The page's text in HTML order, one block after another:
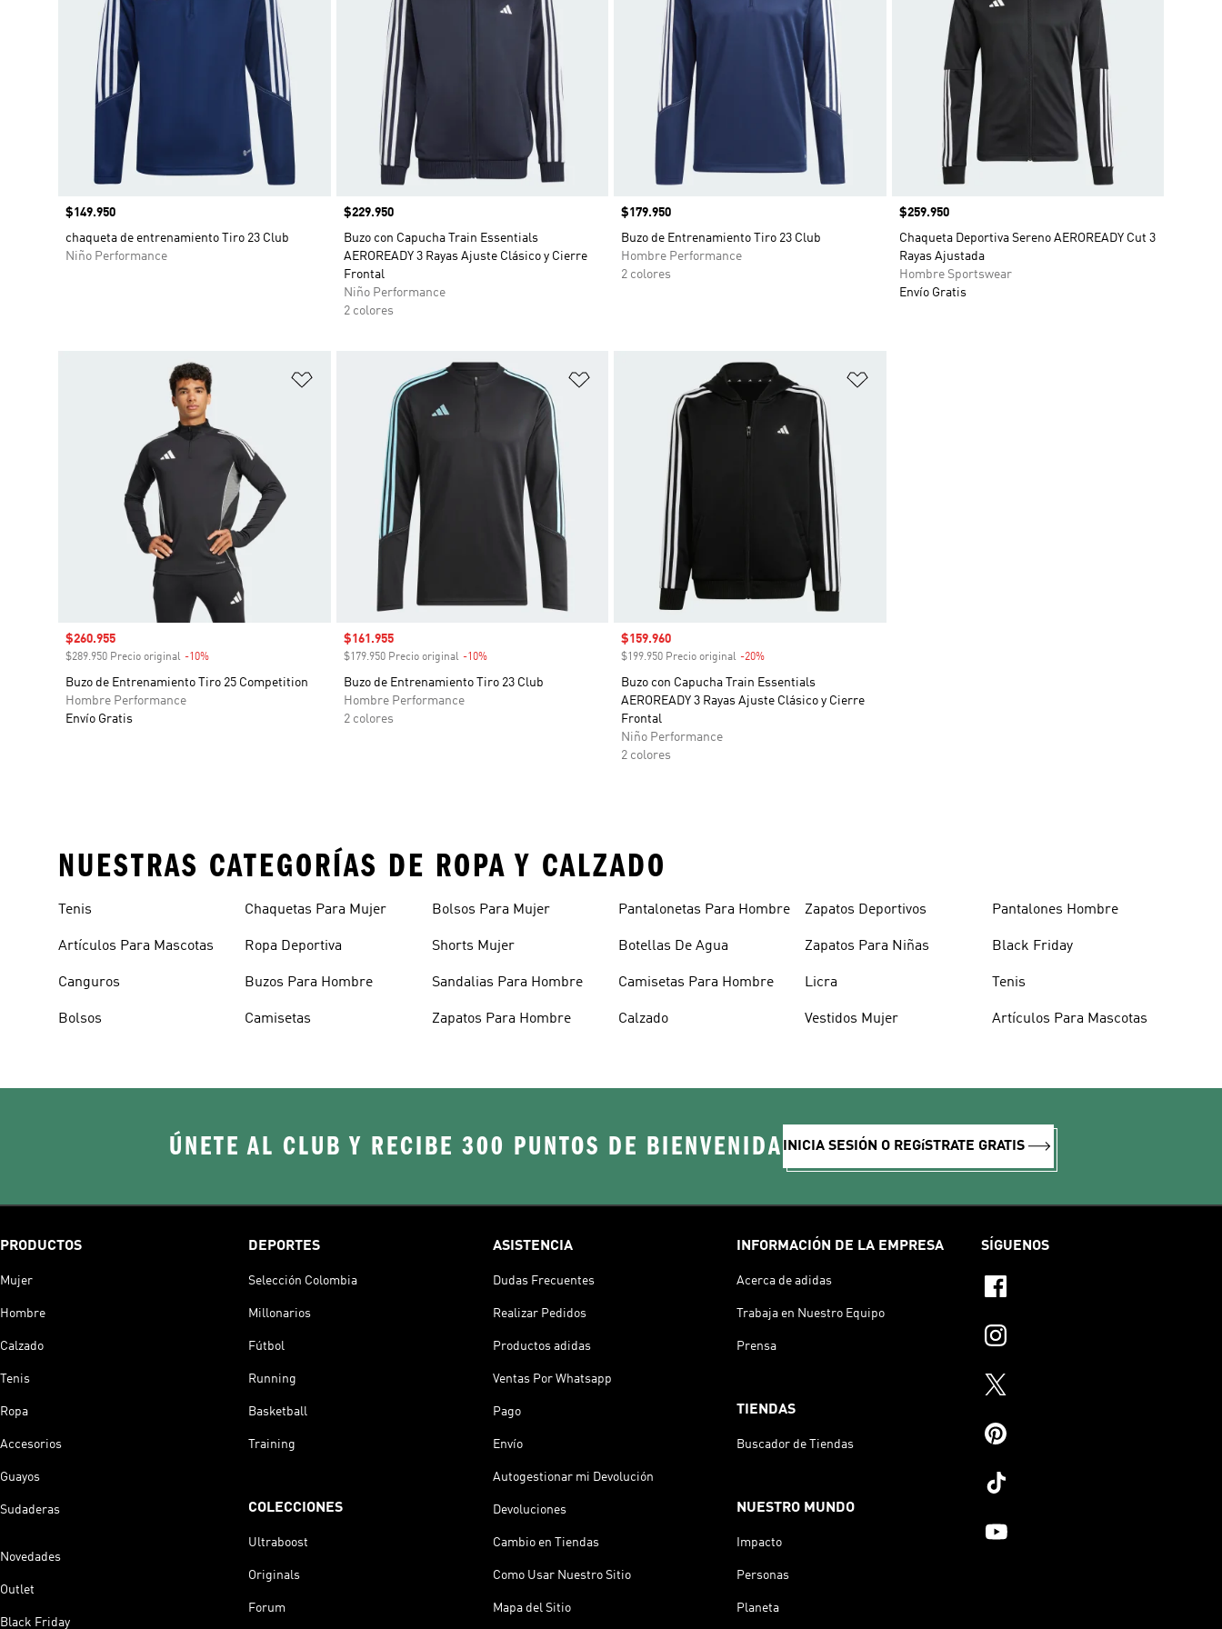
Precio
$149.950
chaqueta de entrenamiento Tiro 23 Club
Niño Performance
Precio
$229.950
Buzo con Capucha Train Essentials
AEROREADY 3 Rayas Ajuste Clásico y Cierre
Frontal
Niño Performance
2 colores
Precio
$179.950
Buzo de Entrenamiento Tiro 23 Club
Hombre Performance
2 colores
Precio
$259.950
Chaqueta Deportiva Sereno AEROREADY Cut 3
Rayas Ajustada
Hombre Sportswear
Envío Gratis
Añadir a la lista de deseos
Precio de venta
$260.955
$289.950 Precio original -10%
Buzo de Entrenamiento Tiro 25 Competition
Hombre Performance
Envío Gratis
Añadir a la lista de deseos
Precio de venta
$161.955
$179.950 Precio original -10%Descuento
Buzo de Entrenamiento Tiro 23 Club
Hombre Performance
2 colores
Precio de venta
$159.960
$199.950 Precio original -20%
Buzo con Capucha Train Essentials
AEROREADY 3 Rayas Ajuste Clásico y Cierre
Frontal
Niño Performance
2 colores
NUESTRAS CATEGORÍAS DE ROPA Y CALZADO
Tenis
Artículos Para Mascotas
Canguros
Bolsos
Chaquetas Para Mujer
Ropa Deportiva
Buzos Para Hombre
Camisetas
Bolsos Para Mujer
Shorts Mujer
Sandalias Para Hombre
Zapatos Para Hombre
Pantalonetas Para Hombre
Botellas De Agua
Camisetas Para Hombre
Calzado
Zapatos Deportivos
Zapatos Para Niñas
Licra
Vestidos Mujer
Pantalones Hombre
Black Friday
Tenis
Artículos Para Mascotas
ÚNETE AL CLUB Y RECIBE 300 PUNTOS DE BIENVENIDA INICIA SESIÓN O REGíSTRATE GRATIS
PRODUCTOS
Mujer
Hombre
Calzado
Tenis
Ropa
Accesorios
Guayos
Sudaderas
Novedades
Outlet
Black Friday
DEPORTES
Selección Colombia
Millonarios
Fútbol
Running
Basketball
Training
COLECCIONES
Ultraboost
Originals
Forum
ASISTENCIA
Dudas Frecuentes
Realizar Pedidos
Productos adidas
Ventas Por Whatsapp
Pago
Envío
Autogestionar mi Devolución
Devoluciones
Cambio en Tiendas
Como Usar Nuestro Sitio
Mapa del Sitio
INFORMACIÓN DE LA EMPRESA
Acerca de adidas
Trabaja en Nuestro Equipo
Prensa
TIENDAS
Buscador de Tiendas
NUESTRO MUNDO
Impacto
Personas
Planeta
SÍGUENOS